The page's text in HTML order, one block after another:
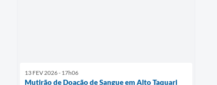
13 FEV 2026 - 17h06
Mutirão de Doação de Sangue em Alto Taquari